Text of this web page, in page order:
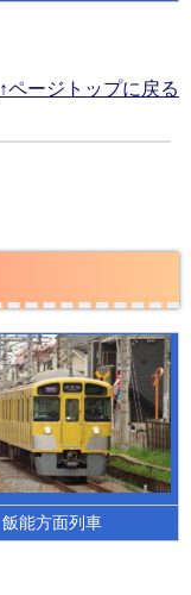
↑ページトップに戻る
飯能方面列車